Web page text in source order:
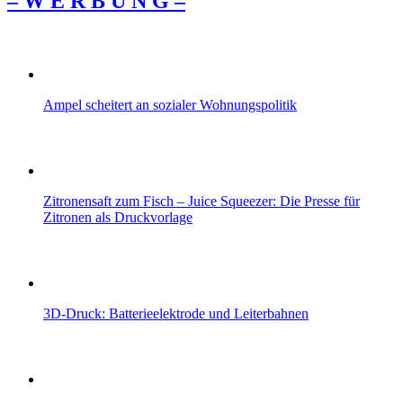
Ampel scheitert an sozialer Wohnungspolitik
Zitronensaft zum Fisch – Juice Squeezer: Die Presse für
Zitronen als Druckvorlage
3D-Druck: Batterieelektrode und Leiterbahnen